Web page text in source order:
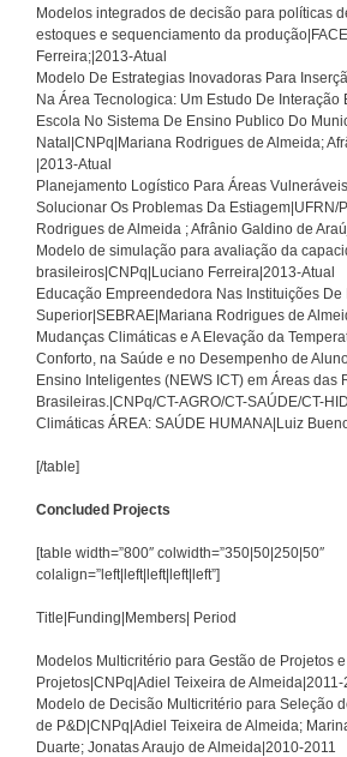
Modelos integrados de decisão para políticas
estoques e sequenciamento da
Ferreira;|2013-Atual
Modelo De Estrategias Inovadoras Para
Na Área Tecnologica: Um Estudo De Interação
Escola No Sistema De Ensino Publico Do
Natal|CNPq|Mariana Rodrigues de Almeida;
|2013-Atual
Planejamento Logístico Para Áreas
Solucionar Os Problemas Da Estiagem|UFRN/
Rodrigues de Almeida ; Afrânio Galdino de
Modelo de simulação para avaliação da
brasileiros|CNPq|Luciano Ferreira|2013-Atual
Educação Empreendedora Nas Instituições De
Superior|SEBRAE|Mariana Rodrigues de
Mudanças Climáticas e A Elevação da
Conforto, na Saúde e no Desempenho de
Ensino Inteligentes (NEWS ICT) em Áreas das
Brasileiras.|CNPq/CT-AGRO/CT-SAÚDE/CT-
Climáticas ÁREA: SAÚDE HUMANA|Luiz
[/table]
Concluded Projects
[table width=”800″ colwidth=”350|50|250|50″
colalign=”left|left|left|left|left”]
Title|Funding|Members| Period
Modelos Multicritério para Gestão de Projetos
Projetos|CNPq|Adiel Teixeira de Almeida|2011-
Modelo de Decisão Multicritério para Seleção
de P&D|CNPq|Adiel Teixeira de Almeida;
Duarte; Jonatas Araujo de Almeida|2010-2011